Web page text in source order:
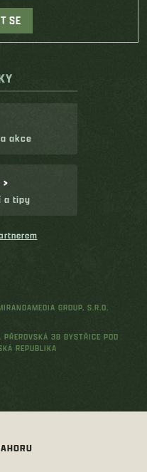
SE
akce
a tipy
GROUP, S.R.O.
38 BYSTŘICE POD
REPUBLIKA